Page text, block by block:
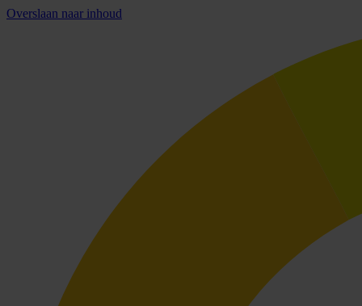
Overslaan naar inhoud